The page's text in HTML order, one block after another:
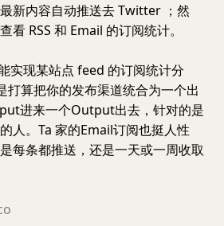
新内容自动推送去 Twitter ；然
看 RSS 和 Email 的订阅统计。
实现某站点 feed 的订阅统计分
打算把你的发布渠道统合为一个出
进来一个Output出去，针对的是
人。Ta 家的Email订阅也挺人性
每条都推送，还是一天或一周收取